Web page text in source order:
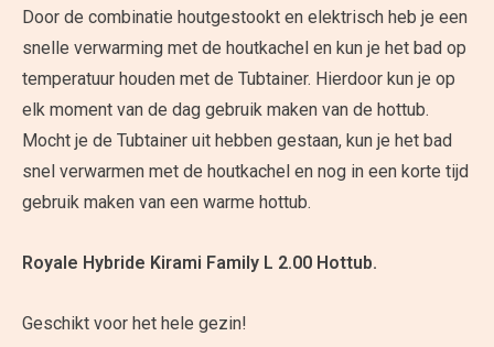
Door de combinatie houtgestookt en elektrisch heb je een
snelle verwarming met de houtkachel en kun je het bad op
temperatuur houden met de Tubtainer. Hierdoor kun je op
elk moment van de dag gebruik maken van de hottub.
Mocht je de Tubtainer uit hebben gestaan, kun je het bad
snel verwarmen met de houtkachel en nog in een korte tijd
gebruik maken van een warme hottub.
Royale Hybride Kirami Family L 2.00 Hottub.
Geschikt voor het hele gezin!